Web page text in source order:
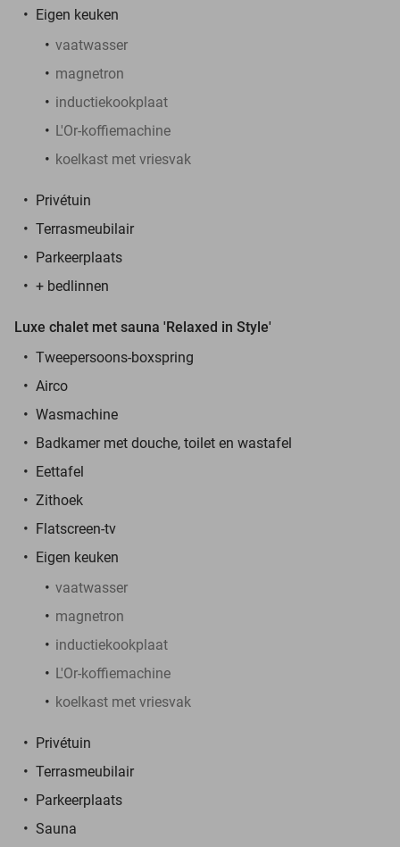
Eigen keuken
vaatwasser
magnetron
inductiekookplaat
L'Or-koffiemachine
koelkast met vriesvak
Privétuin
Terrasmeubilair
Parkeerplaats
+ bedlinnen
Luxe chalet met sauna 'Relaxed in Style'
Tweepersoons-boxspring
Airco
Wasmachine
Badkamer met douche, toilet en wastafel
Eettafel
Zithoek
Flatscreen-tv
Eigen keuken
vaatwasser
magnetron
inductiekookplaat
L'Or-koffiemachine
koelkast met vriesvak
Privétuin
Terrasmeubilair
Parkeerplaats
Sauna